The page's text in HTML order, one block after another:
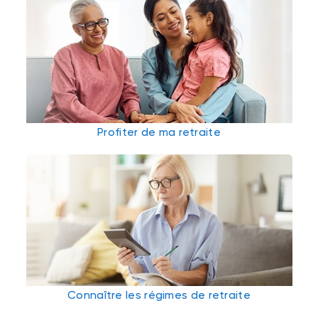
Profiter de ma retraite
Connaître les régimes de retraite